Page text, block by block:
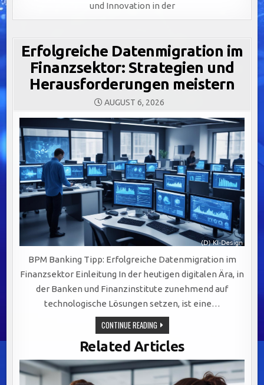
und Innovation in der
Erfolgreiche Datenmigration im
Finanzsektor: Strategien und
Herausforderungen meistern
AUGUST 6, 2026
BPM Banking Tipp: Erfolgreiche Datenmigration im
Finanzsektor Einleitung In der heutigen digitalen Ära, in
der Banken und Finanzinstitute zunehmend auf
technologische Lösungen setzen, ist eine…
CONTINUE READINGERFOLGREICHE
DATENMIGRATION
IM
FINANZSEKTOR:
STRATEGIEN
UND
HERAUSFORDERUNGEN
MEISTERN
Related Articles